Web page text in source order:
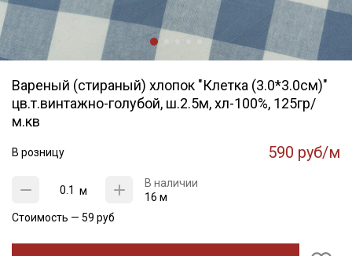
Вареный (стираный) хлопок "Клетка (3.0*3.0см)"
цв.т.винтажно-голубой, ш.2.5м, хл-100%, 125гр/
м.кв
В розницу 590 руб/м
м
В наличии
16 м
Стоимость — 59 руб